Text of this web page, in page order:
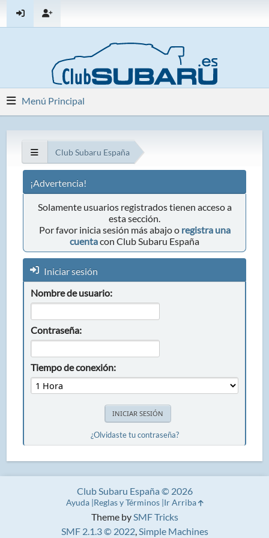
Menú Principal
Club Subaru España
¡Advertencia!
Solamente usuarios registrados tienen acceso a
esta sección.
Por favor inicia sesión más abajo o registra una
cuentacon Club Subaru España
Iniciar sesión
Nombre de usuario:
Contraseña:
Tiempo de conexión:
¿Olvidaste tu contraseña?
Theme bySMF Tricks
SMF 2.1.3 © 2022,Simple Machines
Club Subaru España © 2026
Ayuda Reglas y Términos Ir Arriba